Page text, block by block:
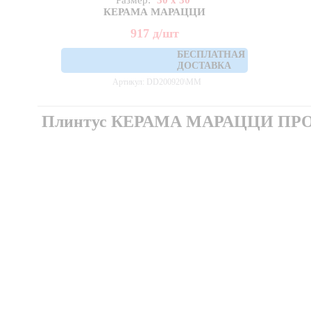
КЕРАМА МАРАЦЦИ
917д/шт
БЕСПЛАТНАЯ
ДОСТАВКА
Артикул: DD200920\MM
Плинтус КЕРАМА МАРАЦЦИ